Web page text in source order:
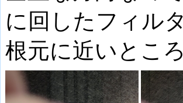
に回したフィル
根元に近いとこ